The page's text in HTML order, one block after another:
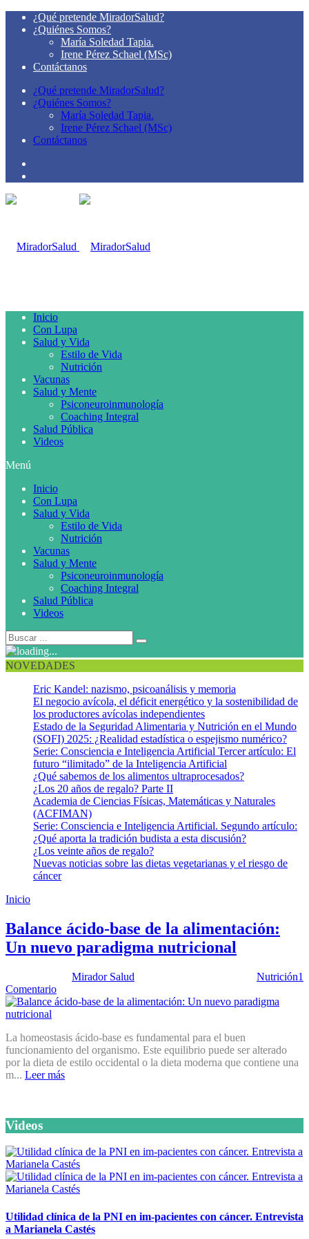
¿Qué pretende MiradorSalud?
¿Quiénes Somos?
María Soledad Tapia.
Irene Pérez Schael (MSc)
Contáctanos
¿Qué pretende MiradorSalud?
¿Quiénes Somos?
María Soledad Tapia.
Irene Pérez Schael (MSc)
Contáctanos
Inicio
Con Lupa
Salud y Vida
Estilo de Vida
Nutrición
Vacunas
Salud y Mente
Psiconeuroinmunología
Coaching Integral
Salud Pública
Videos
Menú
Inicio
Con Lupa
Salud y Vida
Estilo de Vida
Nutrición
Vacunas
Salud y Mente
Psiconeuroinmunología
Coaching Integral
Salud Pública
Videos
NOVEDADES
Eric Kandel: nazismo, psicoanálisis y memoria
El negocio avícola, el déficit energético y la sostenibilidad de
los productores avícolas independientes
Estado de la Seguridad Alimentaria y Nutrición en el Mundo
(SOFI) 2025: ¿Realidad estadística o espejismo numérico?
Serie: Consciencia e Inteligencia Artificial Tercer artículo: El
futuro “ilimitado” de la Inteligencia Artificial
¿Qué sabemos de los alimentos ultraprocesados?
¿Los 20 años de regalo? Parte II
Academia de Ciencias Físicas, Matemáticas y Naturales
(ACFIMAN)
Serie: Consciencia e Inteligencia Artificial. Segundo artículo:
¿Qué aporta la tradición budista a esta discusión?
¿Los veinte años de regalo?
Nuevas noticias sobre las dietas vegetarianas y el riesgo de
cáncer
Inicio
Balance ácido-base de la alimentación:
Un nuevo paradigma nutricional
Mirador Salud Nutrición1
Comentario
La homeostasis ácido-base es fundamental para el buen
funcionamiento del organismo. Este equilibrio puede ser alterado
por la dieta de estilo occidental o la dieta moderna que contiene una
m... Leer más
Videos
Utilidad clínica de la PNI en im-pacientes con cáncer. Entrevista
a Marianela Castés